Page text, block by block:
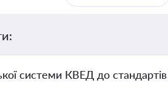
системи КВЕД до